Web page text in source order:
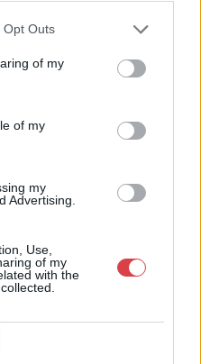
Opt Outs
of my
of my
my
Advertising.
Use,
of my
with the
Vízkeleti Lívia
+36703805044
Antikvárium, majd 2010-ben
az addigi tevékenységét
www.aukcio.net